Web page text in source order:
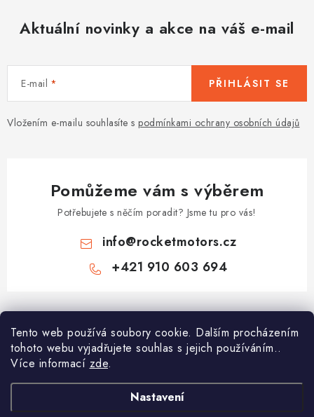
Tento web používá soubory cookie. Dalším procházením
tohoto webu vyjadřujete souhlas s jejich používáním..
Více informací zde.
Nastavení
Aktuální novinky a akce na váš e-mail
E-mail
Vložením e-mailu souhlasíte s podmínkami ochrany osobních údajů
PŘIHLÁSIT SE
Pomůžeme vám s výběrem
Potřebujete s něčím poradit? Jsme tu pro vás!
info@rocketmotors.cz
+421 910 603 694
Z
á
Najdete nás
Informace pro vás